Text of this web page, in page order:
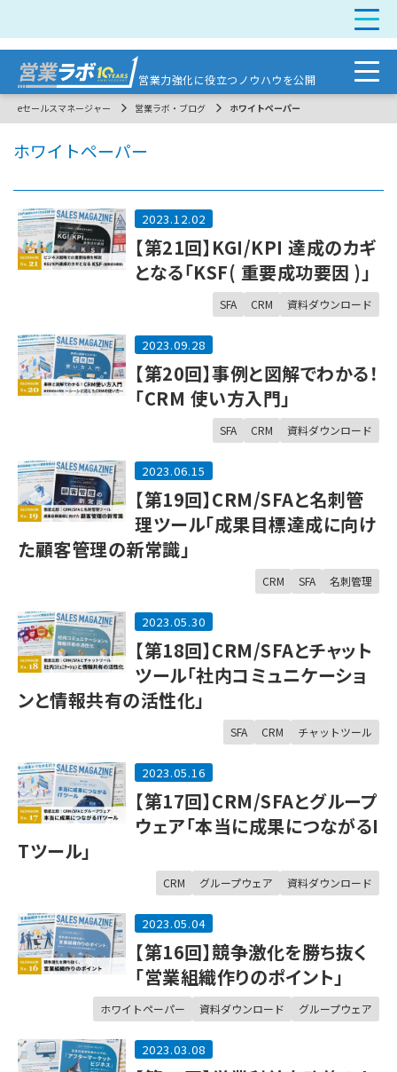
営業力強化に役立つノウハウを公開
eセールスマネージャー 営業ラボ・ブログ ホワイトペーパー
ホワイトペーパー
2023.12.02
【第21回】KGI/KPI 達成のカギ
となる「KSF( 重要成功要因 )」
SFA CRM 資料ダウンロード
2023.09.28
【第20回】事例と図解でわかる！
「CRM 使い方入門」
SFA CRM 資料ダウンロード
2023.06.15
【第19回】CRM/SFAと名刺管
理ツール「成果目標達成に向け
た顧客管理の新常識」
CRM SFA 名刺管理
2023.05.30
【第18回】CRM/SFAとチャット
ツール「社内コミュニケーショ
ンと情報共有の活性化」
SFA CRM チャットツール
2023.05.16
【第17回】CRM/SFAとグループ
ウェア「本当に成果につながるI
Tツール」
CRM グループウェア 資料ダウンロード
2023.05.04
【第16回】競争激化を勝ち抜く
「営業組織作りのポイント」
ホワイトペーパー 資料ダウンロード グループウェア
2023.03.08